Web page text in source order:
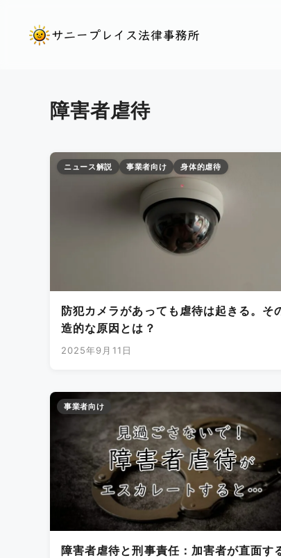
障害者虐待
ニュース解説 事業者向け 身体的虐待
防犯カメラがあっても虐待は起きる。そ
造的な原因とは？
2025年9月11日
事業者向け
障害者虐待と刑事責任：加害者が直面す